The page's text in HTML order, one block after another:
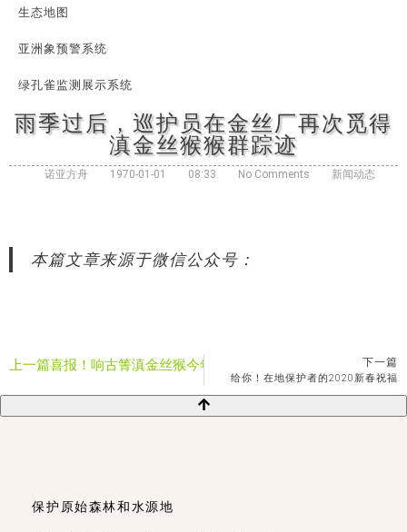
生态地图
亚洲象预警系统
绿孔雀监测展示系统
雨季过后，巡护员在金丝厂再次觅得
滇金丝猴猴群踪迹
诺亚方舟 1970-01-01 08:33 No Comments 新闻动态
本篇文章来源于微信公众号：
上一篇喜报！响古箐滇金丝猴今年再添11只小猴 下一篇
给你！在地保护者的2020新春祝福
保护原始森林和水源地